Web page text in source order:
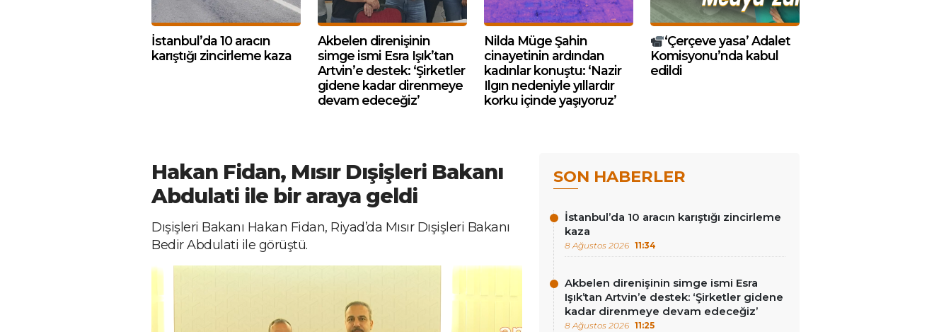
İstanbul’da 10 aracın
karıştığı zincirleme kaza
Akbelen direnişinin
simge ismi Esra Işık’tan
Artvin’e destek: ‘Şirketler
gidene kadar direnmeye
devam edeceğiz’
Nilda Müge Şahin
cinayetinin ardından
kadınlar konuştu: ‘Nazir
Ilgın nedeniyle yıllardır
korku içinde yaşıyoruz’
‘Çerçeve yasa’ Adalet
Komisyonu’nda kabul
edildi
Hakan Fidan, Mısır Dışişleri Bakanı
Abdulati ile bir araya geldi
Dışişleri Bakanı Hakan Fidan, Riyad’da Mısır Dışişleri Bakanı
Bedir Abdulati ile görüştü.
SON HABERLER
İstanbul’da 10 aracın karıştığı zincirleme
kaza
8 Ağustos 2026 11:34
Akbelen direnişinin simge ismi Esra
Işık’tan Artvin’e destek: ‘Şirketler gidene
kadar direnmeye devam edeceğiz’
8 Ağustos 2026 11:25